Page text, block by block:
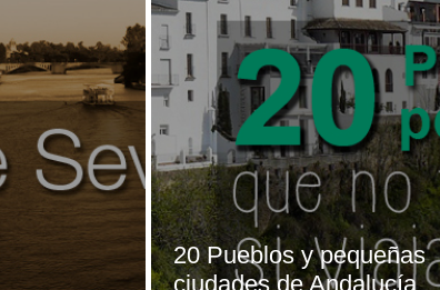
20 Pueblos y pequeñas
ciudades de Andalucía